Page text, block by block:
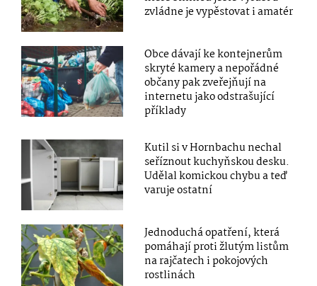
zvládne je vypěstovat i amatér
Obce dávají ke kontejnerům
skryté kamery a nepořádné
občany pak zveřejňují na
internetu jako odstrašující
příklady
Kutil si v Hornbachu nechal
seříznout kuchyňskou desku.
Udělal komickou chybu a teď
varuje ostatní
Jednoduchá opatření, která
pomáhají proti žlutým listům
na rajčatech i pokojových
rostlinách